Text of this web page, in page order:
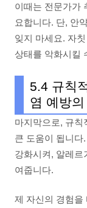
이때는 전문가가
요합니다. 단, 안
잊지 마세요. 자
상태를 악화시킬
5.4 규칙
염 예방의
마지막으로, 규칙
큰 도움이 됩니다
강화시켜, 알레르
여줍니다.
제 자신의 경험을